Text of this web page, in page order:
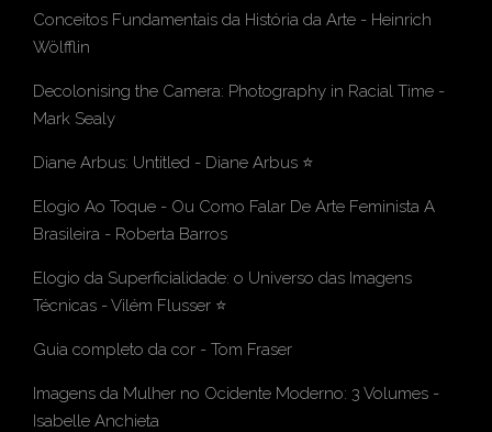
Conceitos Fundamentais da História da Arte - Heinrich
Wölfflin
Decolonising the Camera: Photography in Racial Time -
Mark Sealy
Diane Arbus: Untitled - Diane Arbus ⭐
Elogio Ao Toque - Ou Como Falar De Arte Feminista A
Brasileira - Roberta Barros
Elogio da Superficialidade: o Universo das Imagens
Técnicas - Vilém Flusser ⭐
Guia completo da cor - Tom Fraser
Imagens da Mulher no Ocidente Moderno: 3 Volumes -
Isabelle Anchieta